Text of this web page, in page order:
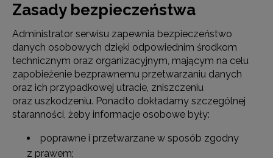
Zasady bezpieczeństwa
Administrator serwisu zapewnia bezpieczeństwo
danych osobowych dzięki odpowiednim środkom
technicznym oraz organizacyjnym, mającym na celu
zapobieżenie bezprawnemu przetwarzaniu danych
oraz ich przypadkowej utracie, zniszczeniu
oraz uszkodzeniu. Ponadto dokładamy szczególnej
staranności, żeby informacje osobowe były:
poprawne i przetwarzane w sposób zgodny
z prawem;